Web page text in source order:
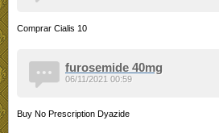
Comprar Cialis 10
furosemide 40mg
Buy No Prescription Dyazide
06/11/2021 00:59